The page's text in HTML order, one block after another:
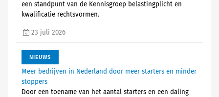
een standpunt van de Kennisgroep belastingplicht en
kwalificatie rechtsvormen.
23 juli 2026
NIEUWS
Meer bedrijven in Nederland door meer starters en minder
stoppers
Door een toename van het aantal starters en een daling